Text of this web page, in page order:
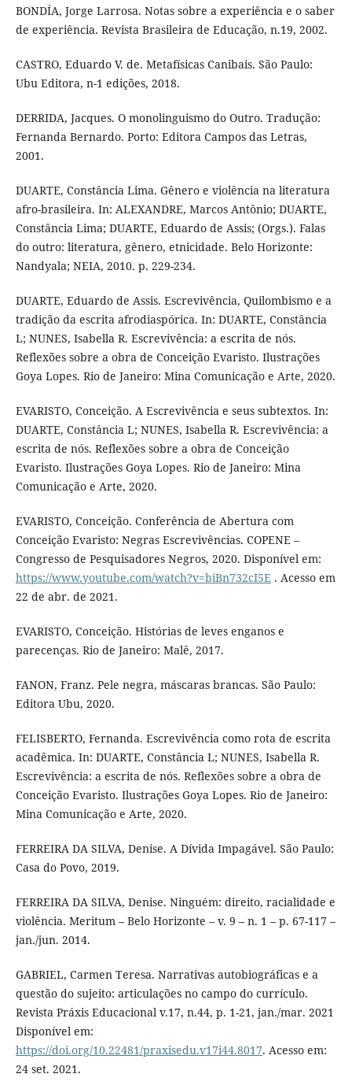
BONDÍA, Jorge Larrosa. Notas sobre a experiência e o saber
de experiência. Revista Brasileira de Educação, n.19, 2002.
CASTRO, Eduardo V. de. Metafísicas Canibais. São Paulo:
Ubu Editora, n-1 edições, 2018.
DERRIDA, Jacques. O monolinguismo do Outro. Tradução:
Fernanda Bernardo. Porto: Editora Campos das Letras,
2001.
DUARTE, Constância Lima. Gênero e violência na literatura
afro-brasileira. In: ALEXANDRE, Marcos Antônio; DUARTE,
Constância Lima; DUARTE, Eduardo de Assis; (Orgs.). Falas
do outro: literatura, gênero, etnicidade. Belo Horizonte:
Nandyala; NEIA, 2010. p. 229-234.
DUARTE, Eduardo de Assis. Escrevivência, Quilombismo e a
tradição da escrita afrodiaspórica. In: DUARTE, Constância
L; NUNES, Isabella R. Escrevivência: a escrita de nós.
Reflexões sobre a obra de Conceição Evaristo. Ilustrações
Goya Lopes. Rio de Janeiro: Mina Comunicação e Arte, 2020.
EVARISTO, Conceição. A Escrevivência e seus subtextos. In:
DUARTE, Constância L; NUNES, Isabella R. Escrevivência: a
escrita de nós. Reflexões sobre a obra de Conceição
Evaristo. Ilustrações Goya Lopes. Rio de Janeiro: Mina
Comunicação e Arte, 2020.
EVARISTO, Conceição. Conferência de Abertura com
Conceição Evaristo: Negras Escrevivências. COPENE –
Congresso de Pesquisadores Negros, 2020. Disponível em:
https://www.youtube.com/watch?v=biBn732cI5E . Acesso em
22 de abr. de 2021.
EVARISTO, Conceição. Histórias de leves enganos e
parecenças. Rio de Janeiro: Malê, 2017.
FANON, Franz. Pele negra, máscaras brancas. São Paulo:
Editora Ubu, 2020.
FELISBERTO, Fernanda. Escrevivência como rota de escrita
acadêmica. In: DUARTE, Constância L; NUNES, Isabella R.
Escrevivência: a escrita de nós. Reflexões sobre a obra de
Conceição Evaristo. Ilustrações Goya Lopes. Rio de Janeiro:
Mina Comunicação e Arte, 2020.
FERREIRA DA SILVA, Denise. A Dívida Impagável. São Paulo:
Casa do Povo, 2019.
FERREIRA DA SILVA, Denise. Ninguém: direito, racialidade e
violência. Meritum – Belo Horizonte – v. 9 – n. 1 – p. 67-117 –
jan./jun. 2014.
GABRIEL, Carmen Teresa. Narrativas autobiográficas e a
questão do sujeito: articulações no campo do currículo.
Revista Práxis Educacional v.17, n.44, p. 1-21, jan./mar. 2021
Disponível em:
https://doi.org/10.22481/praxisedu.v17i44.8017. Acesso em:
24 set. 2021.